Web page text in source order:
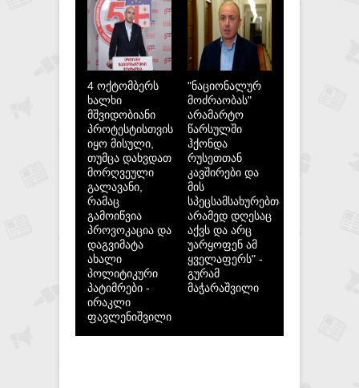
4 ოქტომბერს
ხალხი
მშვიდობიანი
პროტესტისთვის
იყო მისული,
თუმცა დახვდათ
მორღვეული
გალავანი,
რამაც
გამოიწვია
პროვოკაცია და
დაგვიმატა
ახალი
პოლიტიკური
პატიმრები -
ირაკლი
ფავლენიშვილი
"ნაციონალურ
მოძრაობას"
არამარტო
წარსულში
ჰქონდა
რუსეთთან
კავშირები და
მის
სპეცსამსახურებთან,
არამედ დღესაც
აქვს და არც
უარყოფენ ამ
ყველაფერს" -
გურამ
მაჭარაშვილი